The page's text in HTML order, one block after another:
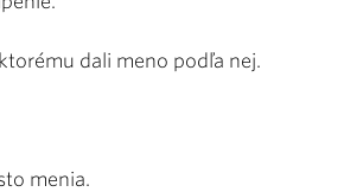
dali meno podľa nej.
menia.